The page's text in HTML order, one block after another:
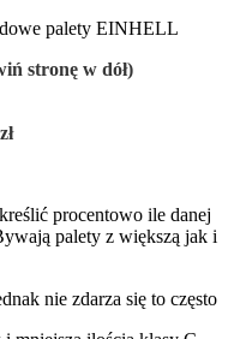
palety EINHELL
stronę w dół)
procentowo ile danej
palety z większą jak i
nie zdarza się to często